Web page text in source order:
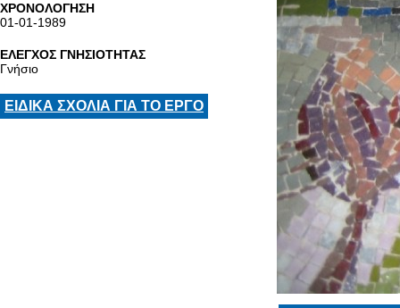
ΧΡΟΝΟΛΟΓΗΣΗ
01-01-1989
ΕΛΕΓΧΟΣ ΓΝΗΣΙΟΤΗΤΑΣ
Γνήσιο
ΕΙΔΙΚΑ ΣΧΟΛΙΑ ΓΙΑ ΤΟ ΕΡΓΟ